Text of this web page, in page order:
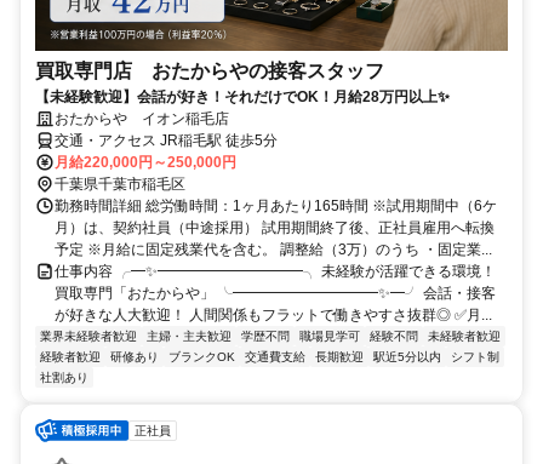
買取専門店 おたからやの接客スタッフ
【未経験歓迎】会話が好き！それだけでOK！月給28万円以上✨
おたからや イオン稲毛店
交通・アクセス JR稲毛駅 徒歩5分
月給220,000円～250,000円
千葉県千葉市稲毛区
勤務時間詳細 総労働時間：1ヶ月あたり165時間 ※試用期間中（6ケ
月）は、契約社員（中途採用） 試用期間終了後、正社員雇用へ転換
予定 ※月給に固定残業代を含む。 調整給（3万）のうち ・固定業...
仕事内容 ╭━✨━━━━━━━━━━╮ 未経験が活躍できる環境！
買取専門「おたからや」 ╰━━━━━━━━━━✨━╯ 会話・接客
が好きな人大歓迎！ 人間関係もフラットで働きやすさ抜群◎ ✅月...
業界未経験者歓迎 主婦・主夫歓迎 学歴不問 職場見学可 経験不問
未経験者歓迎
経験者歓迎
研修あり ブランクOK 交通費支給 長期歓迎 駅近5分以内
シフト制
社割あり
正社員